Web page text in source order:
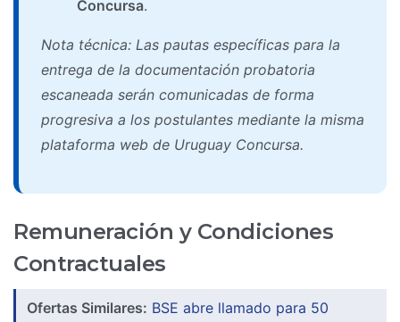
Concursa.
Nota técnica: Las pautas específicas para la
entrega de la documentación probatoria
escaneada serán comunicadas de forma
progresiva a los postulantes mediante la misma
plataforma web de Uruguay Concursa.
Remuneración y Condiciones
Contractuales
Ofertas Similares: BSE abre llamado para 50